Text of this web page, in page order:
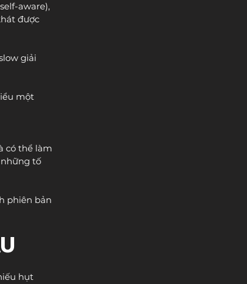
aware),
được
giải
một
có thể làm
tố
phiên bản
hụt